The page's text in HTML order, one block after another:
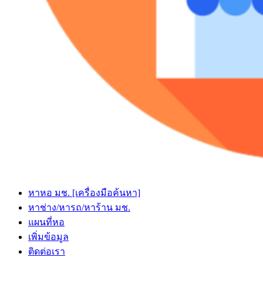
หาหอ มช. [เครื่องมือค้นหา]
หาช่าง/หารถ/หาร้าน มช.
แผนที่หอ
เพิ่มข้อมูล
ติดต่อเรา